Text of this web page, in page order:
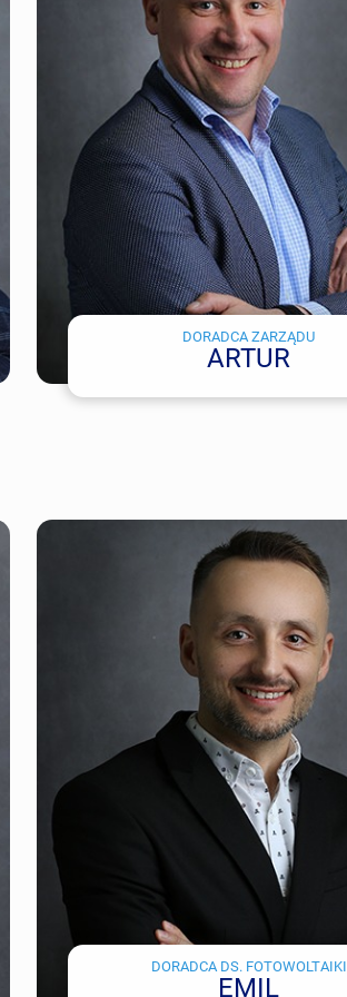
DORADCA ZARZĄDU
ARTUR
DORADCA DS. FOTOWOLTAIKI
EMIL